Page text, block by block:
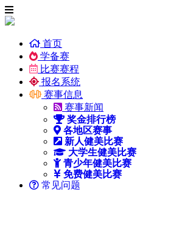
首页
学备赛
比赛赛程
报名系统
赛事信息
赛事新闻
奖金排行榜
各地区赛事
新人健美比赛
大学生健美比赛
青少年健美比赛
免费健美比赛
常见问题